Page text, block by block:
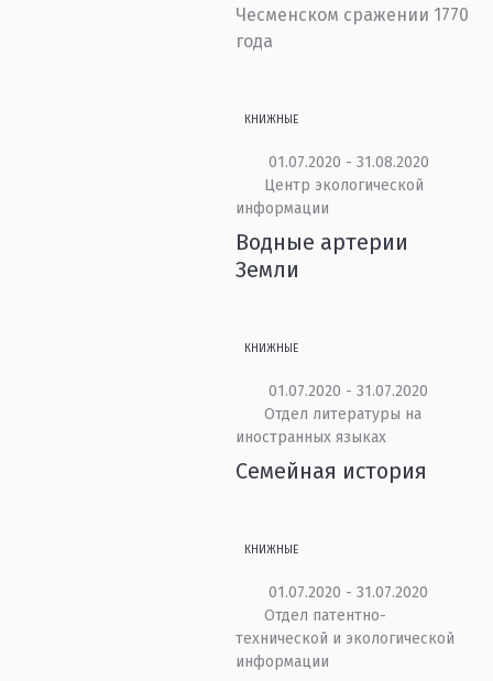
Чесменском сражении 1770
года
КНИЖНЫЕ
01.07.2020 - 31.08.2020
Центр экологической
информации
Водные артерии
Земли
КНИЖНЫЕ
01.07.2020 - 31.07.2020
Отдел литературы на
иностранных языках
Семейная история
КНИЖНЫЕ
01.07.2020 - 31.07.2020
Отдел патентно-
технической и экологической
информации